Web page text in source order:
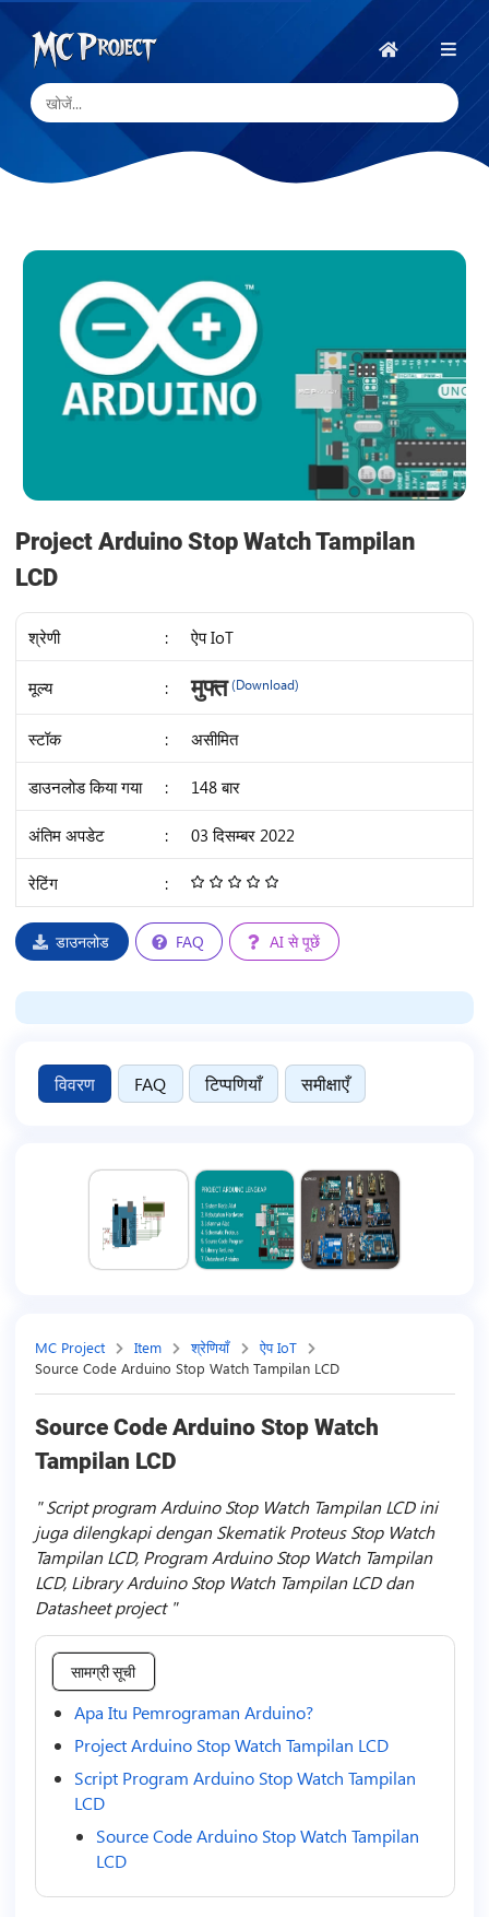
होम
Project Arduino Stop Watch Tampilan
LCD
श्रेणी : ऐप IoT
मूल्य :
IDR
मुफ्त (Download)
स्टॉक : असीमित
डाउनलोड किया गया : 148 बार
अंतिम अपडेट : 03 दिसम्बर 2022
रेटिंग :
/
5
डाउनलोड FAQ AI से पूछें
विवरण FAQ टिप्पणियाँ समीक्षाएँ
MC Project Item श्रेणियाँ
ऐप IoT
Source Code Arduino Stop Watch Tampilan LCD
Source Code Arduino Stop Watch
Tampilan LCD
Script program Arduino Stop Watch Tampilan LCD ini
juga dilengkapi dengan Skematik Proteus Stop Watch
Tampilan LCD, Program Arduino Stop Watch Tampilan
LCD, Library Arduino Stop Watch Tampilan LCD dan
Datasheet project
सामग्री सूची
Apa Itu Pemrograman Arduino?
Project Arduino Stop Watch Tampilan LCD
Script Program Arduino Stop Watch Tampilan
LCD
Source Code Arduino Stop Watch Tampilan
LCD
Project
Official
Store
डिजिटल
स्टोर
फ्रीलांस